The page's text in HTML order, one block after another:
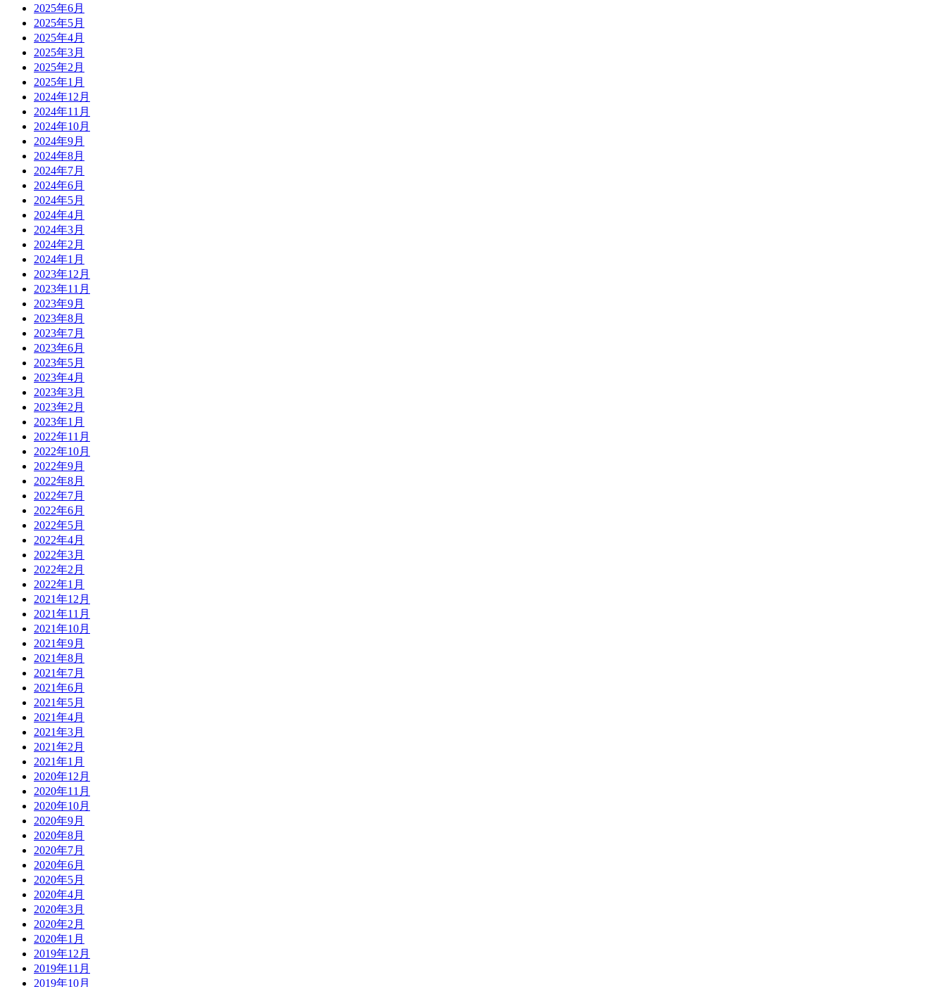
2025年6月
2025年5月
2025年4月
2025年3月
2025年2月
2025年1月
2024年12月
2024年11月
2024年10月
2024年9月
2024年8月
2024年7月
2024年6月
2024年5月
2024年4月
2024年3月
2024年2月
2024年1月
2023年12月
2023年11月
2023年9月
2023年8月
2023年7月
2023年6月
2023年5月
2023年4月
2023年3月
2023年2月
2023年1月
2022年11月
2022年10月
2022年9月
2022年8月
2022年7月
2022年6月
2022年5月
2022年4月
2022年3月
2022年2月
2022年1月
2021年12月
2021年11月
2021年10月
2021年9月
2021年8月
2021年7月
2021年6月
2021年5月
2021年4月
2021年3月
2021年2月
2021年1月
2020年12月
2020年11月
2020年10月
2020年9月
2020年8月
2020年7月
2020年6月
2020年5月
2020年4月
2020年3月
2020年2月
2020年1月
2019年12月
2019年11月
2019年10月